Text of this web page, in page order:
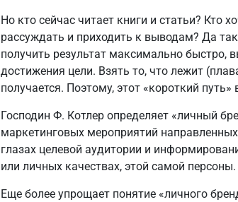
Но кто сейчас читает книги и статьи? Кто
рассуждать и приходить к выводам? Да
получить результат максимально быстро,
достижения цели. Взять то, что лежит
получается. Поэтому, этот «короткий
Господин Ф. Котлер определяет «личный
маркетинговых мероприятий
глазах целевой аудитории и
или личных качествах, этой самой персоны.
Еще более упрощает понятие «личного